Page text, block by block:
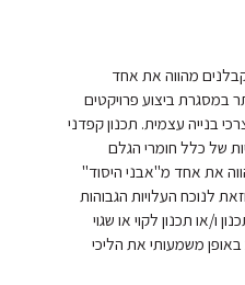
מהווה את אחד
במסגרת ביצוע פרויקטים
בנייה עצמית. תכנון קפדני
של כלל חומרי הגלם
את אחד מ"אבני היסוד"
לנוכח העלויות הגבוהות
ו/או תכנון לקוי או שגוי
משמעותי את הליכי